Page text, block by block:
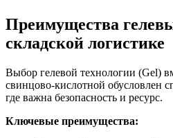
Преимущества
складской логистике
Выбор гелевой технологии (Gel)
свинцово-кислотной обусловлен
где важна безопасность и ресурс.
Ключевые преимущества: